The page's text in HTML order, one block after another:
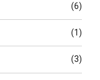
(6)
(1)
(3)